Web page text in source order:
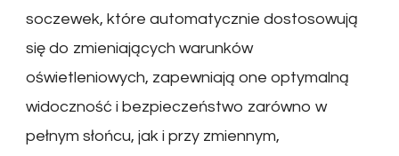
soczewek, które automatycznie dostosowują
się do zmieniających warunków
oświetleniowych, zapewniają one optymalną
widoczność i bezpieczeństwo zarówno w
pełnym słońcu, jak i przy zmiennym,